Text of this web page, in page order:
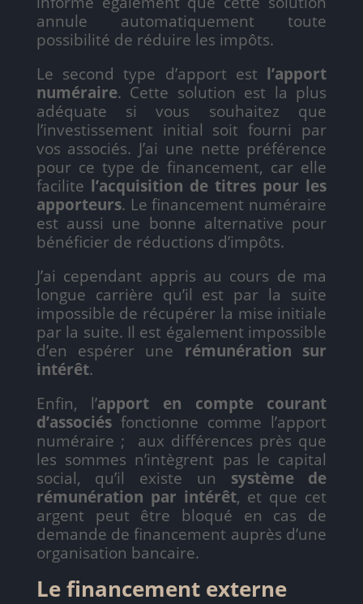
annule automatiquement toute
possibilité de réduire les impôts.
Le second type d’apport est l’apport
numéraire. Cette solution est la plus
adéquate si vous souhaitez que
l’investissement initial soit fourni par
vos associés. J’ai une nette préférence
pour ce type de financement, car elle
facilite l’acquisition de titres pour les
apporteurs. Le financement numéraire
est aussi une bonne alternative pour
bénéficier de réductions d’impôts.
J’ai cependant appris au cours de ma
longue carrière qu’il est par la suite
impossible de récupérer la mise initiale
par la suite. Il est également impossible
d’en espérer une rémunération sur
intérêt.
Enfin, l’apport en compte courant
d’associés fonctionne comme l’apport
numéraire ; aux différences près que
les sommes n’intègrent pas le capital
social, qu’il existe un système de
rémunération par intérêt, et que cet
argent peut être bloqué en cas de
demande de financement auprès d’une
organisation bancaire.
Le financement externe